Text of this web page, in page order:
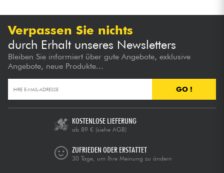
Verpassen Sie nichts
durch Erhalt unseres Newsletters
Bleiben Sie informiert über gute Angebote, exklusive
Angebote, neue Produkte...
GO !
KOSTENLOSE LIEFERUNG
ab 89 € (siehe AGB)
ZUFRIEDEN ODER ERSTATTET
30 Tage, um Ihre Meinung zu ändern